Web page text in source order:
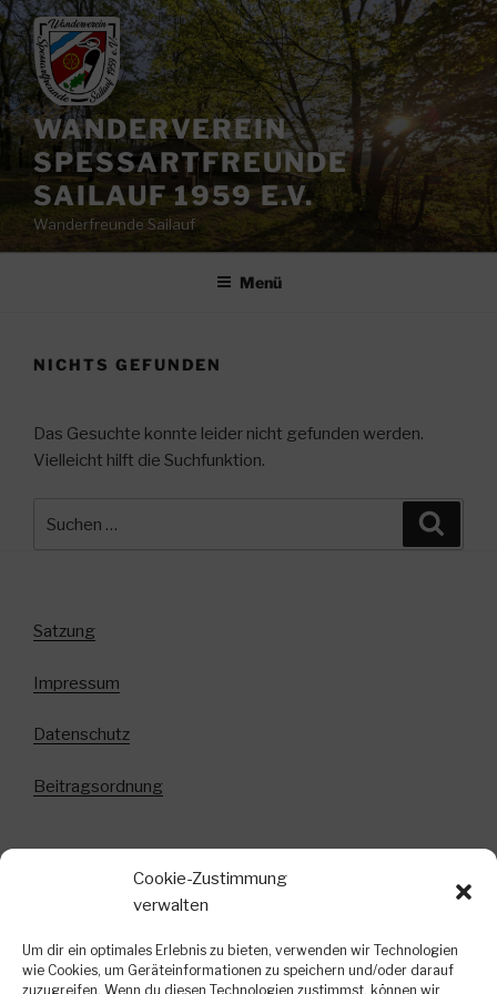
Cookie-Zustimmung
verwalten
Um dir ein optimales Erlebnis zu bieten, verwenden wir Technologien
wie Cookies, um Geräteinformationen zu speichern und/oder darauf
zuzugreifen. Wenn du diesen Technologien zustimmst, können wir
Zum
Inhalt
springen
WANDERVEREIN
SPESSARTFREUNDE
SAILAUF 1959 E.V.
Wanderfreunde Sailauf
Menü
NICHTS GEFUNDEN
Das Gesuchte konnte leider nicht gefunden werden.
Vielleicht hilft die Suchfunktion.
Satzung
Impressum
Datenschutz
Beitragsordnung
Anmeldung zum Newsletter!
In diesem Newsletter informieren wir über
bevorstehende Veranstaltungen, kurzfristige